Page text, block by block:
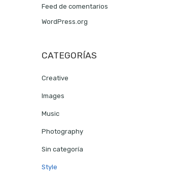
Feed de comentarios
WordPress.org
CATEGORÍAS
Creative
Images
Music
Photography
Sin categoría
Style